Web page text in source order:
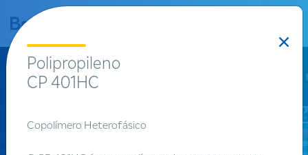
Polipropileno
CP 401HC
Copolímero Heterofásico